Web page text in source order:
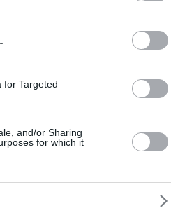
for Targeted
and/or Sharing
for which it
Μιχάλη Μπούρα
και δεν
μηχανικό
φυλάκιο της
Από τον τομέα
της
του φυλακίου